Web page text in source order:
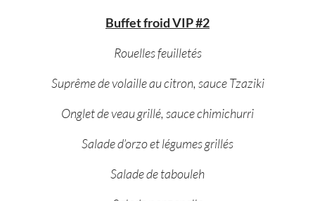
Buffet froid VIP #2
Rouelles feuilletés
Suprême de volaille au citron, sauce Tzaziki
Onglet de veau grillé, sauce chimichurri
Salade d’orzo et légumes grillés
Salade de tabouleh